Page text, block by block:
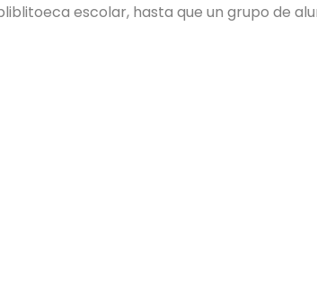
escolar, hasta que un grupo de